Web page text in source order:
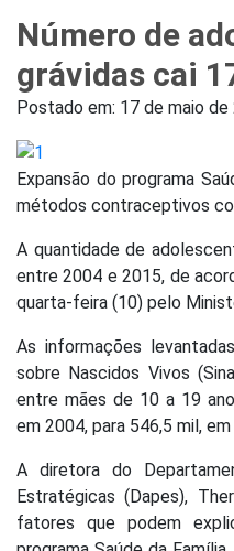
Número de
grávidas cai
Postado em: 17 de maio de
Expansão do programa
métodos contraceptivos
A quantidade de
entre 2004 e 2015, de
quarta-feira (10) pelo
As informações
sobre Nascidos Vivos
entre mães de 10 a 19
em 2004, para 546,5 mil,
A diretora do
Estratégicas (Dapes),
fatores que podem